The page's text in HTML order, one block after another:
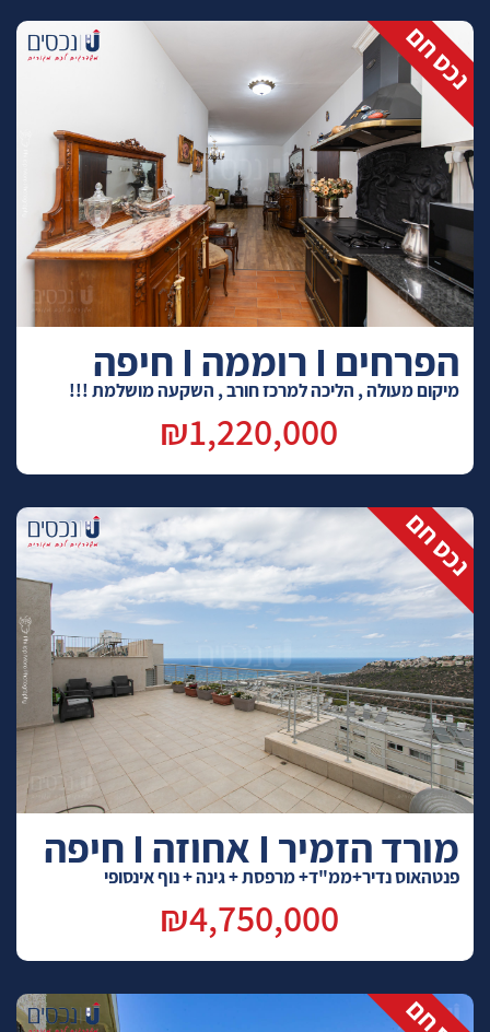
הפרחים I רוממה I חיפה
מיקום מעולה , הליכה למרכז חורב , השקעה מושלמת !!!
₪1,220,000
מורד הזמיר I אחוזה I חיפה
פנטהאוס נדיר+ממ"ד+ מרפסת + גינה + נוף אינסופי
₪4,750,000